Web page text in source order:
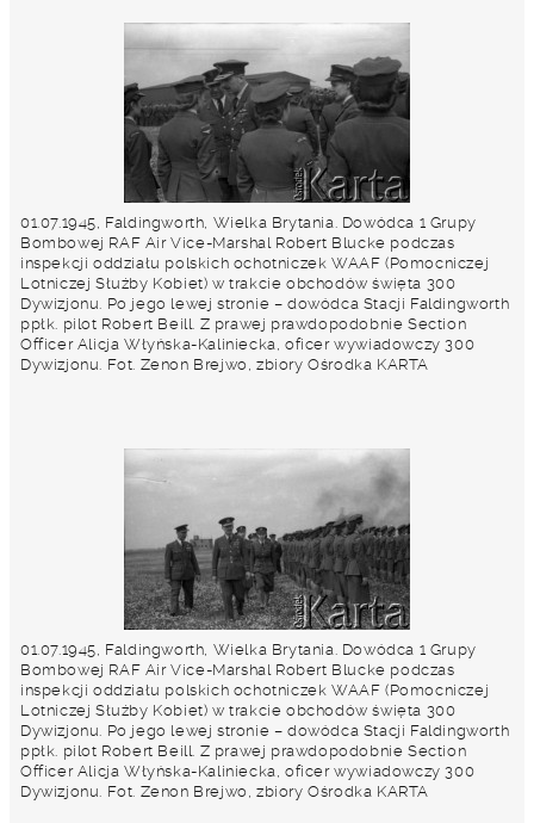
01.07.1945, Faldingworth, Wielka Brytania. Dowódca 1 Grupy
Bombowej RAF Air Vice-Marshal Robert Blucke podczas
inspekcji oddziału polskich ochotniczek WAAF (Pomocniczej
Lotniczej Służby Kobiet) w trakcie obchodów święta 300
Dywizjonu. Po jego lewej stronie – dowódca Stacji Faldingworth
ppłk. pilot Robert Beill. Z prawej prawdopodobnie Section
Officer Alicja Włyńska-Kaliniecka, oficer wywiadowczy 300
Dywizjonu. Fot. Zenon Brejwo, zbiory Ośrodka KARTA
01.07.1945, Faldingworth, Wielka Brytania. Dowódca 1 Grupy
Bombowej RAF Air Vice-Marshal Robert Blucke podczas
inspekcji oddziału polskich ochotniczek WAAF (Pomocniczej
Lotniczej Służby Kobiet) w trakcie obchodów święta 300
Dywizjonu. Po jego lewej stronie – dowódca Stacji Faldingworth
ppłk. pilot Robert Beill. Z prawej prawdopodobnie Section
Officer Alicja Włyńska-Kaliniecka, oficer wywiadowczy 300
Dywizjonu. Fot. Zenon Brejwo, zbiory Ośrodka KARTA